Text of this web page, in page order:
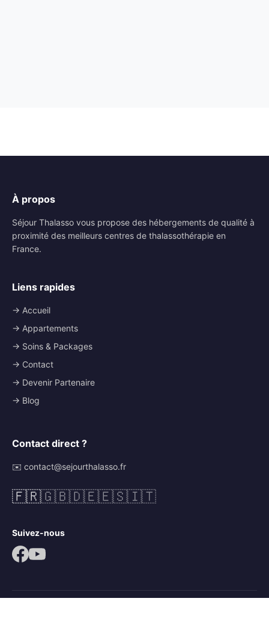
À propos
Séjour Thalasso vous propose des hébergements de qualité à
proximité des meilleurs centres de thalassothérapie en
France.
Liens rapides
→ Accueil
→ Appartements
→ Soins & Packages
→ Contact
→ Devenir Partenaire
→ Blog
Contact direct ?
✉️ contact@sejourthalasso.fr
🇫🇷🇬🇧🇩🇪🇪🇸🇮🇹
Suivez-nous